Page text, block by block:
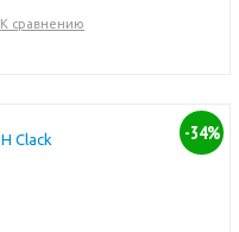
К сравнению
-34%